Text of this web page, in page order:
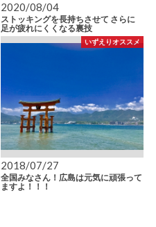
2020/08/04
ストッキングを長持ちさせて さらに
足が疲れにくくなる裏技
いずえりオススメ
2018/07/27
全国みなさん！広島は元気に頑張って
ますよ！！！